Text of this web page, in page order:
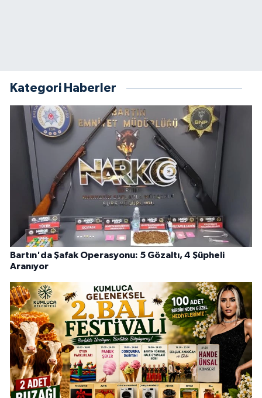
Kategori Haberler
Bartın'da Şafak Operasyonu: 5 Gözaltı, 4 Şüpheli
Aranıyor